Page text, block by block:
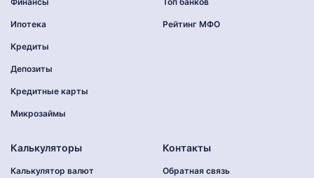
Ипотека
Кредиты
Депозиты
Кредитные карты
Микрозаймы
Рейтинг МФО
Калькуляторы
Калькулятор валют
Контакты
Обратная связь